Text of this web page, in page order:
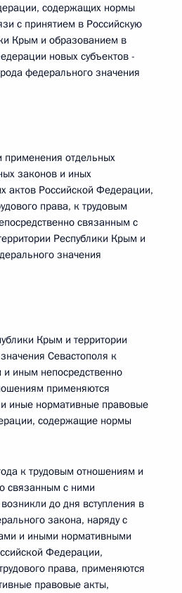
содержащих нормы
с принятием в Российскую
Крым и образованием в
новых субъектов -
федерального значения
применения отдельных
законов и иных
актов Российской Федерации,
права, к трудовым
связанным с
Республики Крым и
значения
Крым и территории
Севастополя к
иным непосредственно
применяются
иные нормативные правовые
содержащие нормы
к трудовым отношениям и
связанным с ними
до дня вступления в
закона, наряду с
и иными нормативными
Федерации,
права, применяются
правовые акты,